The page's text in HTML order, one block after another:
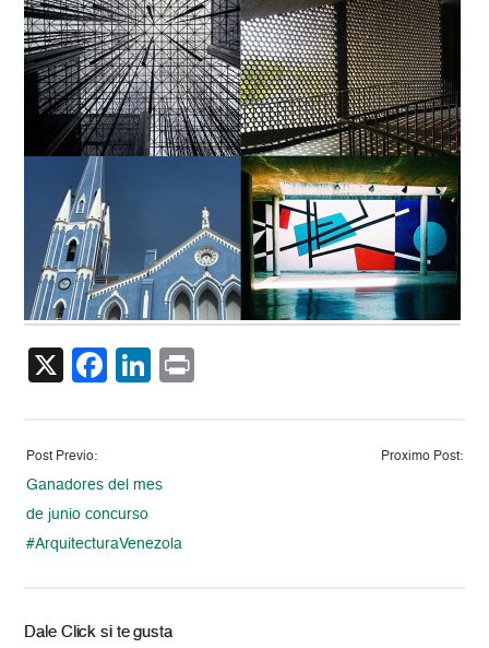
X Facebook
LinkedIn
Post Previo:
Ganadores del mes
de junio concurso
#ArquitecturaVenezolana2015
Proximo Post:
Dale Click si te gusta